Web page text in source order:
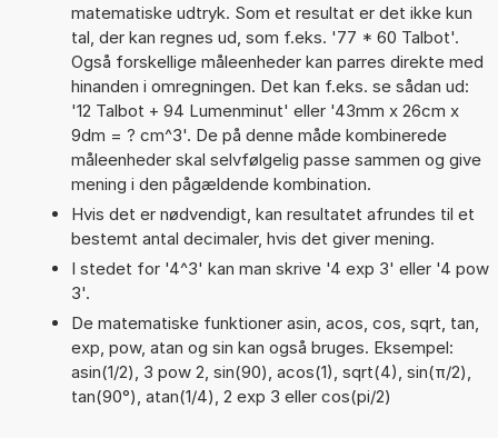
matematiske udtryk. Som et resultat er det ikke kun
tal, der kan regnes ud, som f.eks. '77 * 60 Talbot'.
Også forskellige måleenheder kan parres direkte med
hinanden i omregningen. Det kan f.eks. se sådan ud:
'12 Talbot + 94 Lumenminut' eller '43mm x 26cm x
9dm = ? cm^3'. De på denne måde kombinerede
måleenheder skal selvfølgelig passe sammen og give
mening i den pågældende kombination.
Hvis det er nødvendigt, kan resultatet afrundes til et
bestemt antal decimaler, hvis det giver mening.
I stedet for '4^3' kan man skrive '4 exp 3' eller '4 pow
3'.
De matematiske funktioner asin, acos, cos, sqrt, tan,
exp, pow, atan og sin kan også bruges. Eksempel:
asin(1/2), 3 pow 2, sin(90), acos(1), sqrt(4), sin(π/2),
tan(90°), atan(1/4), 2 exp 3 eller cos(pi/2)